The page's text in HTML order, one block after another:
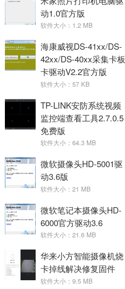
动1.0官方版
软件大小：1.2 MB
海康威视DS-41xx/DS-
42xx/DS-40xx采集卡板
卡驱动V2.2官方版
软件大小：57 KB
TP-LINK安防系统视频
监控端查看工具2.7.0.5
免费版
软件大小：64.3 MB
微软摄像头HD-5001驱
动3.6版
软件大小：21 MB
微软笔记本摄像头HD-
6000官方驱动3.6
软件大小：21.6 MB
华来小方智能摄像机烧
卡掉线解决修复固件
软件大小：9.5 MB